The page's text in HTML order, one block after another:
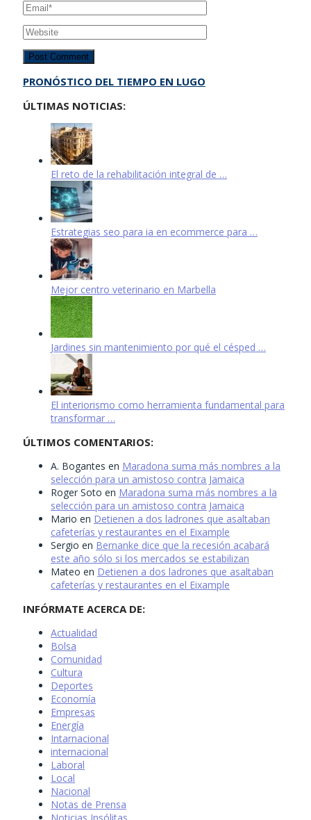
PRONÓSTICO DEL TIEMPO EN LUGO
ÚLTIMAS NOTICIAS:
El reto de la rehabilitación integral de …
Estrategias seo para ia en ecommerce para …
Mejor centro veterinario en Marbella
Jardines sin mantenimiento por qué el césped …
El interiorismo como herramienta fundamental para
transformar …
ÚLTIMOS COMENTARIOS:
A. Bogantes en Maradona suma más nombres a la
selección para un amistoso contra Jamaica
Roger Soto en Maradona suma más nombres a la
selección para un amistoso contra Jamaica
Mario en Detienen a dos ladrones que asaltaban
cafeterías y restaurantes en el Eixample
Sergio en Bernanke dice que la recesión acabará
este año sólo si los mercados se estabilizan
Mateo en Detienen a dos ladrones que asaltaban
cafeterías y restaurantes en el Eixample
INFÓRMATE ACERCA DE:
Actualidad
Bolsa
Comunidad
Cultura
Deportes
Economía
Empresas
Energía
Intarnacional
internacional
Laboral
Local
Nacional
Notas de Prensa